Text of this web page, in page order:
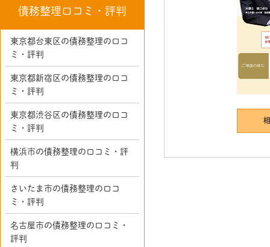
債務整理口コミ・評判
東京都台東区の債務整理の口コ
ミ・評判
東京都新宿区の債務整理の口コ
ミ・評判
東京都渋谷区の債務整理の口コ
ミ・評判
横浜市の債務整理の口コミ・評
判
さいたま市の債務整理の口コ
ミ・評判
名古屋市の債務整理の口コミ・
評判